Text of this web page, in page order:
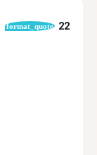
format_quote 22